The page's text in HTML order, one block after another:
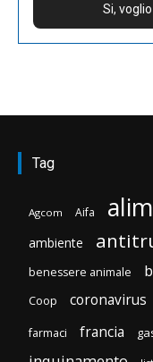
Tag
Agcom Aifa
ambiente
benessere animale
Coop coronavirus
farmaci francia